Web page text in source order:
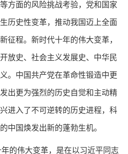
方面的风险挑战考验，党和国家
历史性变革，推动我国迈上全面
征程。新时代十年的伟大变革，
放史、社会主义发展史、中华民
。中国共产党在革命性锻造中更
出更为强烈的历史自觉和主动精
进入了不可逆转的历史进程，科
中国焕发出新的蓬勃生机。
的伟大变革，是在以习近平同志